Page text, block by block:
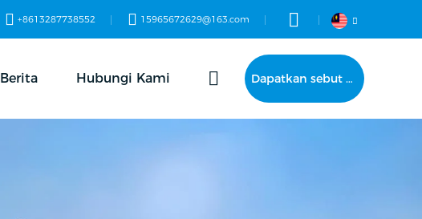
+8613287738552 15965672629@163.com
Berita Hubungi Kami Dapatkan sebut harga